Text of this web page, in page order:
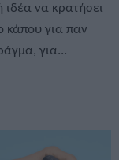
ιδέα να κρατήσει
κάπου για παν
για...